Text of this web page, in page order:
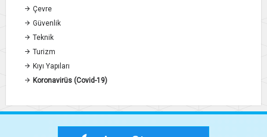
Çevre
Güvenlik
Teknik
Turizm
Kıyı Yapıları
Koronavirüs (Covid-19)